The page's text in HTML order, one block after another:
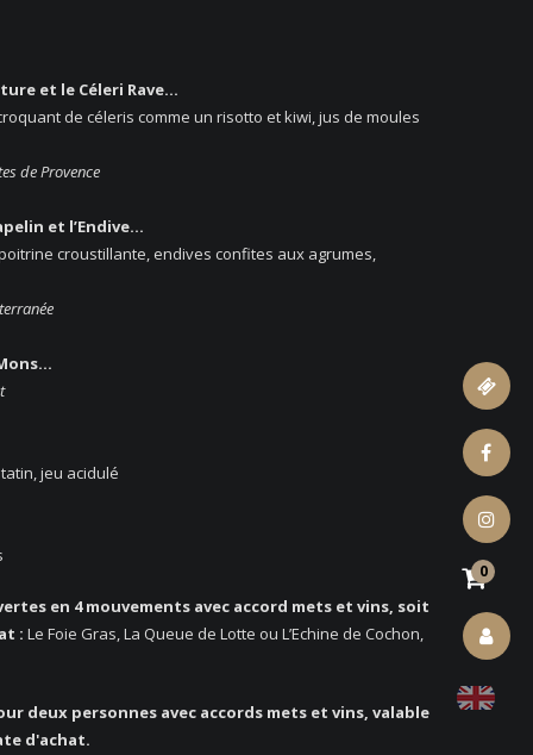
et le Céleri Rave…
de céleris comme un risotto et kiwi, jus de moules
de Provence
et l’Endive…
croustillante, endives confites aux agrumes,
jeu acidulé
en 4 mouvements avec accord mets et vins, soit
: Le Foie Gras, La Queue de Lotte ou L’Echine de Cochon,
deux personnes avec accords mets et vins, valable
d'achat.
ticket
facebook
instagram
0
account